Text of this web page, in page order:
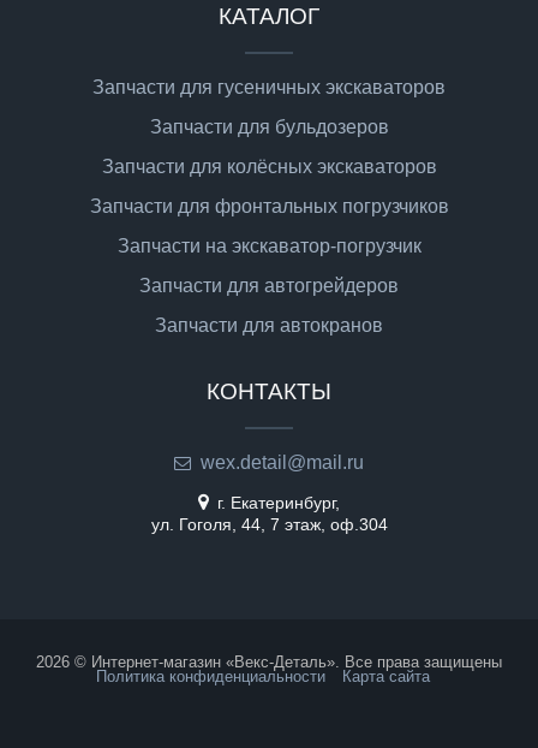
КАТАЛОГ
Запчасти для гусеничных экскаваторов
Запчасти для бульдозеров
Запчасти для колёсных экскаваторов
Запчасти для фронтальных погрузчиков
Запчасти на экскаватор-погрузчик
Запчасти для автогрейдеров
Запчасти для автокранов
КОНТАКТЫ
wex.detail@mail.ru
г. Екатеринбург,
ул. Гоголя, 44, 7 этаж, оф.304
2026 © Интернет-магазин «Векс-Деталь». Все права защищены
Политика конфиденциальности
Карта сайта